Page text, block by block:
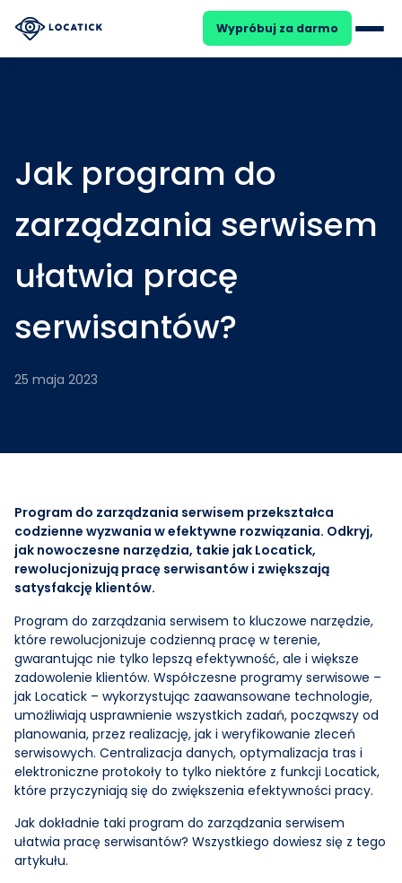
Wypróbuj za darmo
Formularz zgłoszeniowy
Kalendarz zleceń
Zadania cykliczne
Wszystkie funkcje
NOWOŚĆ · MOBILE
Kody QR dla urządzeń serwisowych
Skanujesz kod na urządzeniu i widzisz całą historię serwisu
- bez grzebania w papierach.
HVAC
Usługi mobilne
Dźwigi, bramy, okna i drzwi
Serwisy biuro i dom
Serwis maszyn i urządzeń
Wszystkie branże
FIELD SERVICE MANAGEMENT
Locatick działa dla każdej branży serwisowej
300+ firm, 6 500+ serwisantów, 1M+ zleceń. Jedno
oprogramowanie dla wszystkich.
Automatyzacje
Case Studies
Baza wiedzy
AUTOMATYZACJA · FINANSE
fakturowanie zleceń
Automatyczne generowanie szkiców faktur i brak ręcznego
przepisywania
NAJPROSTSZY ZAROBEK
200 PLN za rozmowę - bez sprzedaży
Umawiasz nas na call z osobą decyzyjną z firmy
instalacyjnej lub serwisowej, my zajmujemy się resztą.
Jak program do
zarządzania serwisem
ułatwia pracę
serwisantów?
25 maja 2023
Program do zarządzania serwisem przekształca
codzienne wyzwania w efektywne rozwiązania. Odkryj,
jak nowoczesne narzędzia, takie jak Locatick,
rewolucjonizują pracę serwisantów i zwiększają
satysfakcję klientów.
Program do zarządzania serwisem to kluczowe narzędzie,
które rewolucjonizuje codzienną pracę w terenie,
gwarantując nie tylko lepszą efektywność, ale i większe
zadowolenie klientów. Współczesne programy serwisowe –
jak Locatick – wykorzystując zaawansowane technologie,
umożliwiają usprawnienie wszystkich zadań, począwszy od
planowania, przez realizację, jak i weryfikowanie zleceń
serwisowych. Centralizacja danych, optymalizacja tras i
elektroniczne protokoły to tylko niektóre z funkcji Locatick,
które przyczyniają się do zwiększenia efektywności pracy.
Jak dokładnie taki program do zarządzania serwisem
ułatwia pracę serwisantów? Wszystkiego dowiesz się z tego
artykułu.